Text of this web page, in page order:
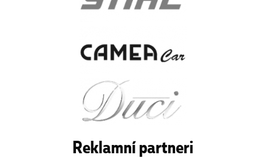
Reklamní partneri